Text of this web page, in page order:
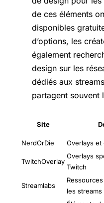
de ces éléments
disponibles
d’options, les
également
design sur les
dédiés aux
partagent souvent
Site
NerdOrDie
Overlays et
TwitchOverlay
Overlays
Twitch
Streamlabs
les streams